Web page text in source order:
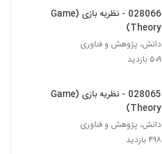
028046 - تجزیه و تحلیل پیچیدگی
028047 - تجزیه و تحلیل پیچیدگی
028048 - تجزیه و تحلیل پیچیدگی
028066 - نظریه بازی (Game
Theory)
دانش، پژوهش و فناوری
۵۰۹ بازدید
028065 - نظریه بازی (Game
Theory)
دانش، پژوهش و فناوری
۴۹۸ بازدید